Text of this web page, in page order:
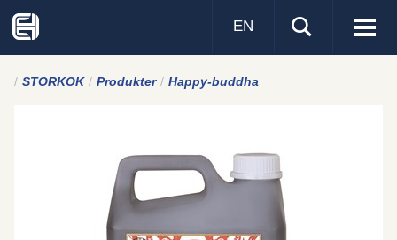
Visa
EN
STORKOK Produkter Happy-buddha